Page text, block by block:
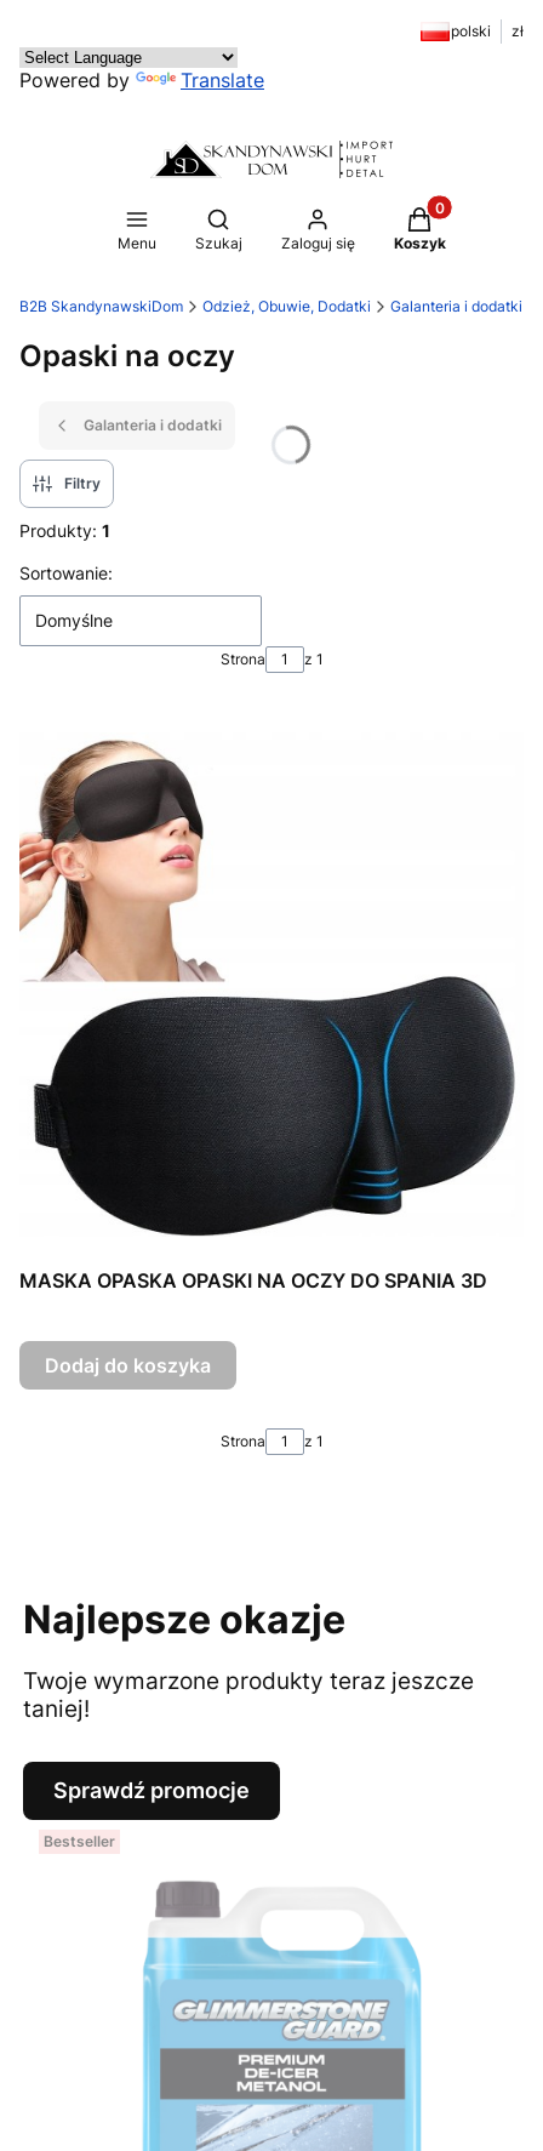
Powered by Translate
polski zł
Menu
Otwórz wyszukiwarkę
Szukaj Zaloguj się
Produkty w
Koszyk
B2B SkandynawskiDom Odzież, Obuwie, Dodatki Galanteria i dodatki
Opaski na oczy
Galanteria i dodatki
Filtry
Produkty: 1
Lista produktów
Sortowanie:
Domyślne
Strona z 1
MASKA OPASKA OPASKI NA OCZY DO SPANIA 3D
Dodaj do koszyka
Strona z 1
Najlepsze okazje
Twoje wymarzone produkty teraz jeszcze
taniej!
Sprawdź promocje
Bestseller